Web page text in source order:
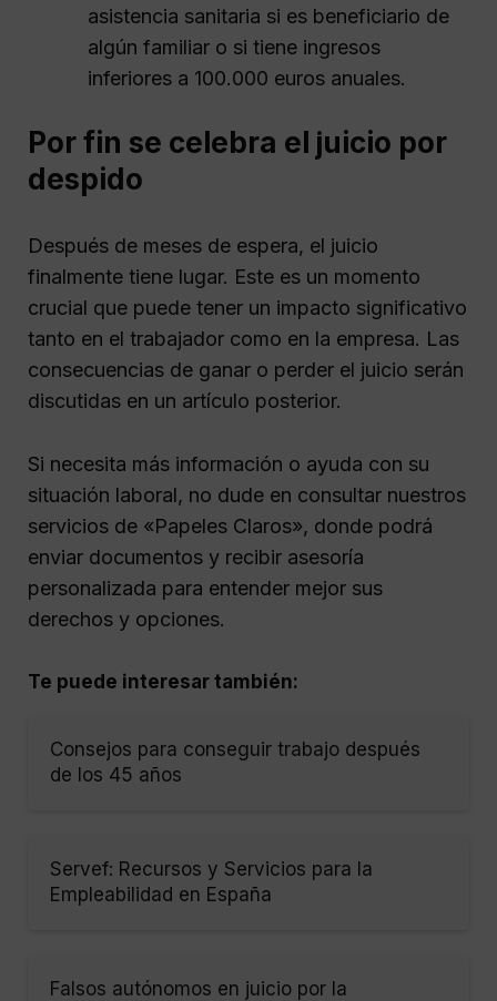
asistencia sanitaria si es beneficiario de
algún familiar o si tiene ingresos
inferiores a 100.000 euros anuales.
Por fin se celebra el juicio por
despido
Después de meses de espera, el juicio
finalmente tiene lugar. Este es un momento
crucial que puede tener un impacto significativo
tanto en el trabajador como en la empresa. Las
consecuencias de ganar o perder el juicio serán
discutidas en un artículo posterior.
Si necesita más información o ayuda con su
situación laboral, no dude en consultar nuestros
servicios de «Papeles Claros», donde podrá
enviar documentos y recibir asesoría
personalizada para entender mejor sus
derechos y opciones.
Te puede interesar también:
Consejos para conseguir trabajo después
de los 45 años
Servef: Recursos y Servicios para la
Empleabilidad en España
Falsos autónomos en juicio por la